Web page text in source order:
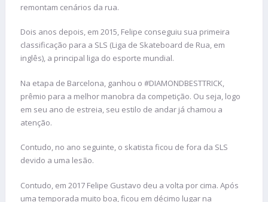
remontam cenários da rua.
Dois anos depois, em 2015, Felipe conseguiu sua primeira
classificação para a SLS (Liga de Skateboard de Rua, em
inglês), a principal liga do esporte mundial.
Na etapa de Barcelona, ganhou o #DIAMONDBESTTRICK,
prêmio para a melhor manobra da competição. Ou seja, logo
em seu ano de estreia, seu estilo de andar já chamou a
atenção.
Contudo, no ano seguinte, o skatista ficou de fora da SLS
devido a uma lesão.
Contudo, em 2017 Felipe Gustavo deu a volta por cima. Após
uma temporada muito boa, ficou em décimo lugar na